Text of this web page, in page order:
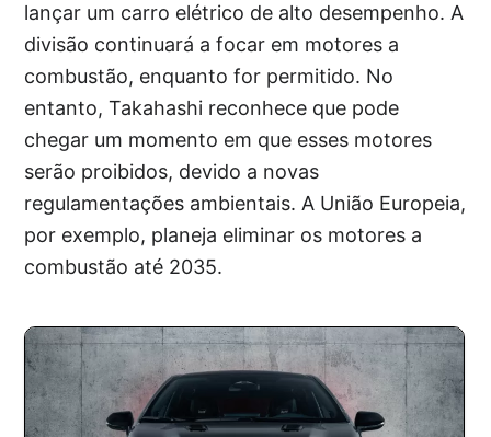
lançar um carro elétrico de alto desempenho. A
divisão continuará a focar em motores a
combustão, enquanto for permitido. No
entanto, Takahashi reconhece que pode
chegar um momento em que esses motores
serão proibidos, devido a novas
regulamentações ambientais. A União Europeia,
por exemplo, planeja eliminar os motores a
combustão até 2035.